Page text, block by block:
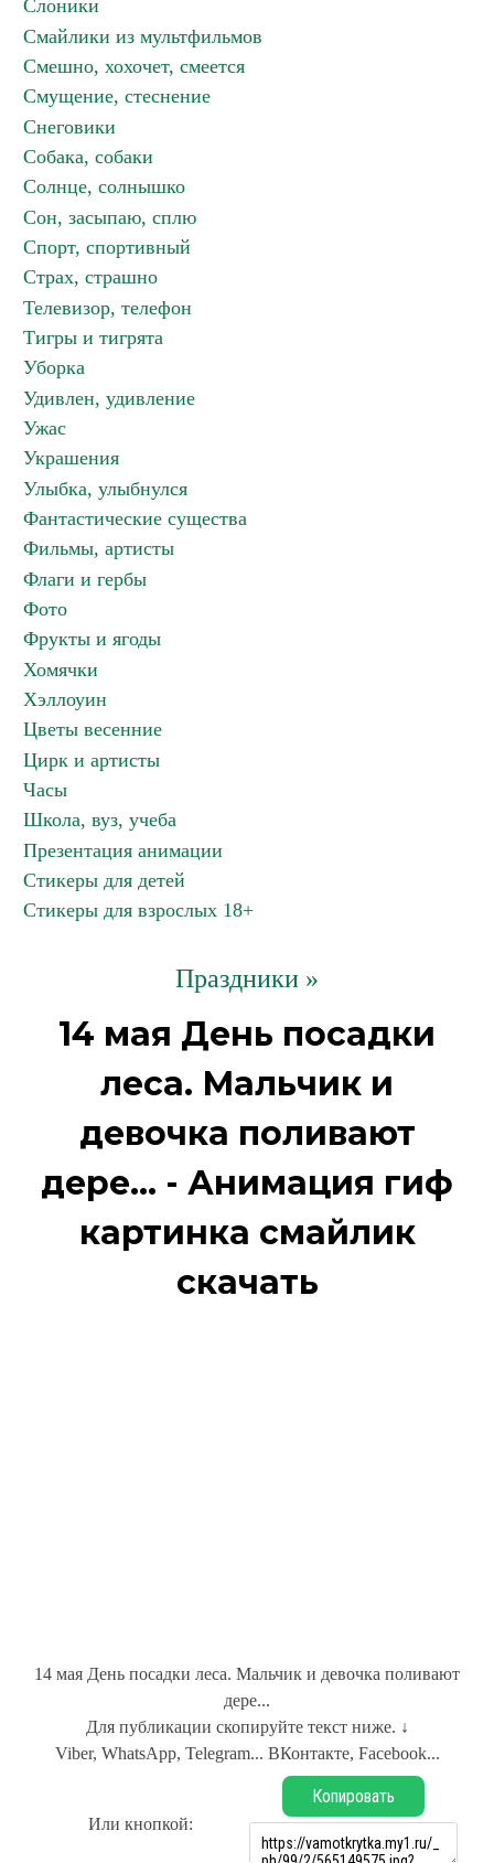
Слоники
Смайлики из мультфильмов
Смешно, хохочет, смеется
Смущение, стеснение
Снеговики
Собака, собаки
Солнце, солнышко
Сон, засыпаю, сплю
Спорт, спортивный
Страх, страшно
Телевизор, телефон
Тигры и тигрята
Уборка
Удивлен, удивление
Ужас
Украшения
Улыбка, улыбнулся
Фантастические существа
Фильмы, артисты
Флаги и гербы
Фото
Фрукты и ягоды
Хомячки
Хэллоуин
Цветы весенние
Цирк и артисты
Часы
Школа, вуз, учеба
Презентация анимации
Стикеры для детей
Стикеры для взрослых 18+
Праздники »
14 мая День посадки
леса. Мальчик и
девочка поливают
дере... - Анимация гиф
картинка смайлик
скачать
14 мая День посадки леса. Мальчик и девочка поливают
дере...
Для публикации скопируйте текст ниже. ↓
Viber, WhatsApp, Telegram... ВКонтакте, Facebook...
Или кнопкой:
Копировать